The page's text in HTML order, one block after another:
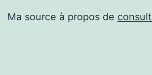
Ma source à propos de